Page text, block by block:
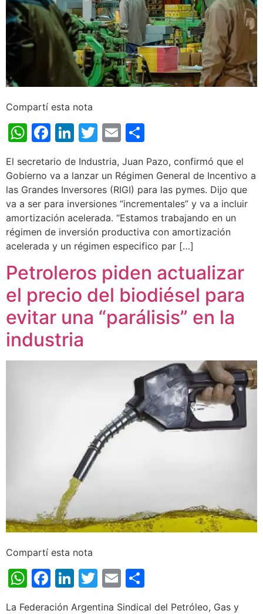
Compartí esta nota
WhatsApp
Facebook
LinkedIn
Twitter
Email
El secretario de Industria, Juan Pazo, confirmó que el
Gobierno va a lanzar un Régimen General de Incentivo a
las Grandes Inversores (RIGI) para las pymes. Dijo que
va a ser para inversiones “incrementales” y va a incluir
amortización acelerada. “Estamos trabajando en un
régimen de inversión productiva con amortización
acelerada y un régimen especifico par […]
Petroleros piden actualizar
el precio del biodiésel para
evitar una “parálisis” en la
industria
Compartí esta nota
WhatsApp
Facebook
LinkedIn
Twitter
Email
La Federación Argentina Sindical del Petróleo, Gas y